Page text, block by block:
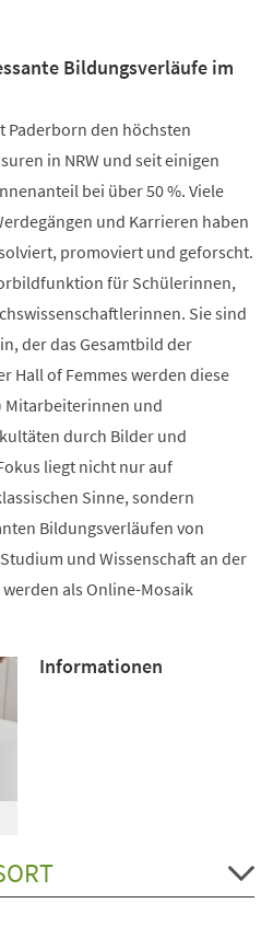
Bildungsverläufe im
Paderborn den höchsten
in NRW und seit einigen
bei über 50 %. Viele
und Karrieren haben
promoviert und geforscht.
für Schülerinnen,
Sie sind
der das Gesamtbild der
Hall of Femmes werden diese
Mitarbeiterinnen und
durch Bilder und
liegt nicht nur auf
Sinne, sondern
Bildungsverläufen von
und Wissenschaft an der
als Online-Mosaik
Informationen